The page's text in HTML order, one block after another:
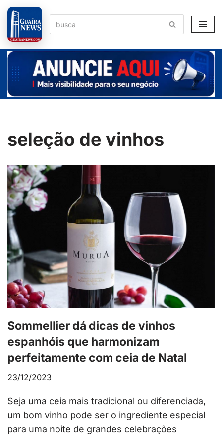
Pular
para
o
conteúdo
seleção de vinhos
Sommellier dá dicas de vinhos
espanhóis que harmonizam
perfeitamente com ceia de Natal
23/12/2023
Seja uma ceia mais tradicional ou diferenciada,
um bom vinho pode ser o ingrediente especial
para uma noite de grandes celebrações